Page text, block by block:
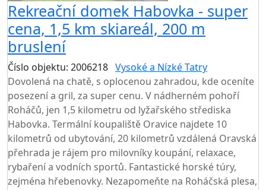
Rekreační domek Habovka - super
cena, 1,5 km skiareál, 200 m
bruslení
Číslo objektu: 2006218 Vysoké a Nízké Tatry
Dovolená na chatě, s oplocenou zahradou, kde oceníte
posezení a gril, za super cenu. V nádherném pohoří
Roháčů, jen 1,5 kilometru od lyžařského střediska
Habovka. Termální koupaliště Oravice najdete 10
kilometrů od ubytování, 20 kilometrů vzdálená Oravská
přehrada je rájem pro milovníky koupání, relaxace,
rybaření a vodních sportů. Fantastické horské túry,
zejména hřebenovky. Nezapomeňte na Roháčská plesa,